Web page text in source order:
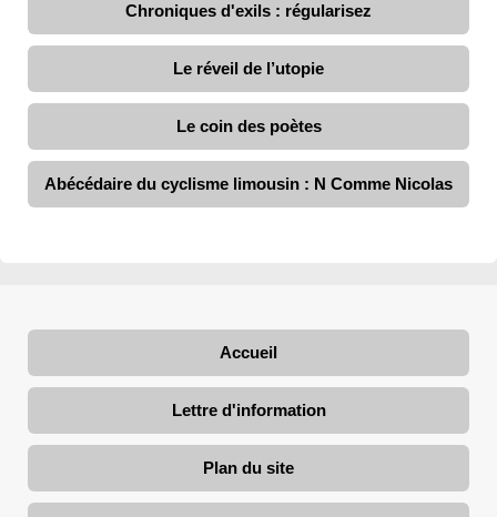
Chroniques d'exils : régularisez
Le réveil de l’utopie
Le coin des poètes
Abécédaire du cyclisme limousin : N Comme Nicolas
Accueil
Lettre d'information
Plan du site